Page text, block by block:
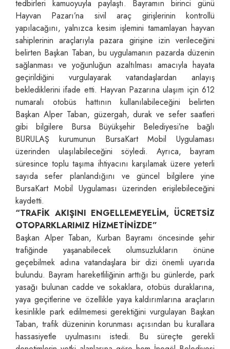
tedbirleri kamuoyuyla paylaştı. Bayramın birinci günü
Hayvan Pazarı’na sivil araç girişlerinin kontrollü
yapılacağını, yalnızca kesim işlemini tamamlayan hayvan
sahiplerinin araçlarıyla pazara girişine izin verileceğini
belirten Başkan Taban, bu uygulamanın pazarda düzenin
sağlanması ve yoğunluğun azaltılması amacıyla hayata
geçirildiğini vurgulayarak vatandaşlardan anlayış
beklediklerini ifade etti. Hayvan Pazarına ulaşım için 612
numaralı otobüs hattının kullanılabileceğini belirten
Başkan Alper Taban, güzergah, durak ve sefer saatleri
gibi bilgilere Bursa Büyükşehir Belediyesi’ne bağlı
BURULAŞ kurumunun BursaKart Mobil Uygulaması
üzerinden ulaşılabileceğini söyledi. Ayrıca, bayram
süresince toplu taşıma ihtiyacını karşılamak üzere yeterli
sayıda sefer planlandığını ve güncel bilgilere yine
BursaKart Mobil Uygulaması üzerinden erişilebileceğini
kaydetti.
“TRAFİK AKIŞINI ENGELLEMEYELİM, ÜCRETSİZ
OTOPARKLARIMIZ HİZMETİNİZDE”
Başkan Alper Taban, Kurban Bayramı öncesinde şehir
trafiğinde yaşanabilecek olumsuzlukların önüne
geçebilmek adına vatandaşlara bir dizi önemli uyarıda
bulundu. Bayram hareketliliğinin arttığı bu günlerde, park
yasağı bulunan cadde ve sokaklara, otobüs duraklarına,
yaya geçitlerine ve özellikle yaya kaldırımlarına araçların
kesinlikle park edilmemesi gerektiğini vurgulayan Başkan
Taban, trafik düzeninin korunması açısından bu kurallara
hassasiyetle uyulmasını istedi. Bu süreçte gerekli